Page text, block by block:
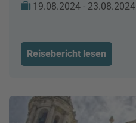
19.08.2024 - 23.08.2024
Reisebericht lesen